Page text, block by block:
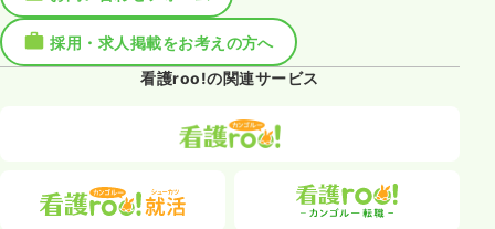
採用・求人掲載をお考えの方へ
看護roo!の関連サービス